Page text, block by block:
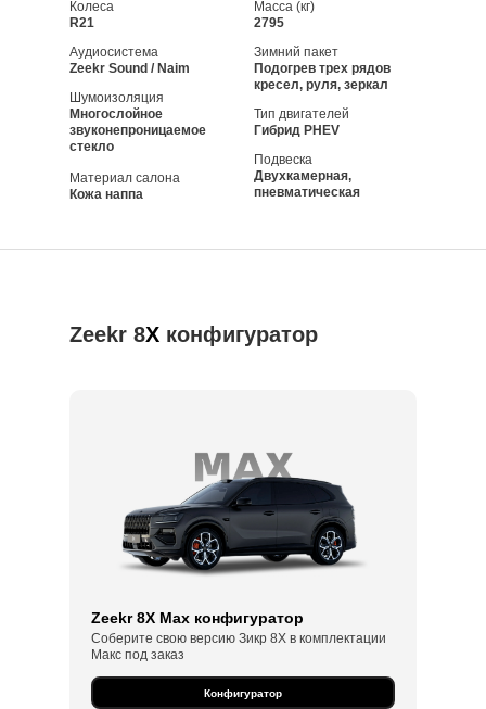
Подвеска
Двухкамерная,
пневматическая
Зимний пакет
Подогрев трех рядов
кресел, руля, зеркал
Масса (кг)
2795
Тип двигателей
Гибрид PHEV
Аудиосистема
Zeekr Sound / Naim
Шумоизоляция
Многослойное
звуконепроницаемое
стекло
Материал салона
Кожа наппа
Колеса
R21
Zeekr 8X конфигуратор
Zeekr 8X Max конфигуратор
Соберите свою версию Зикр 8Х в комплектации
Макс под заказ
Конфигуратор